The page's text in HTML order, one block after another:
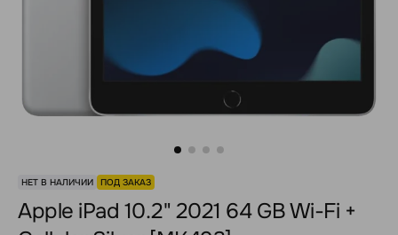
НЕТ В НАЛИЧИИ ПОД ЗАКАЗ
Apple iPad 10.2" 2021 64 GB Wi-Fi +